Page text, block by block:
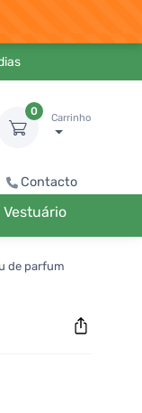
0
Carrinho
Contacto
de parfum